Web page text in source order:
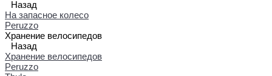
Назад
На запасное колесо
Peruzzo
Хранение велосипедов
Назад
Хранение велосипедов
Peruzzo